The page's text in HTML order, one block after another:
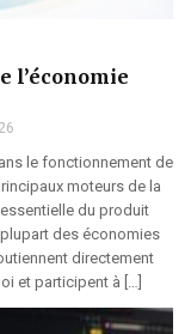
l’économie
le fonctionnement de
moteurs de la
du produit
plupart des économies
directement
et participent à […]